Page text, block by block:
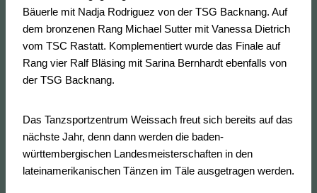
Bäuerle mit Nadja Rodriguez von der TSG Backnang. Auf
dem bronzenen Rang Michael Sutter mit Vanessa Dietrich
vom TSC Rastatt. Komplementiert wurde das Finale auf
Rang vier Ralf Bläsing mit Sarina Bernhardt ebenfalls von
der TSG Backnang.
Das Tanzsportzentrum Weissach freut sich bereits auf das
nächste Jahr, denn dann werden die baden-
württembergischen Landesmeisterschaften in den
lateinamerikanischen Tänzen im Täle ausgetragen werden.